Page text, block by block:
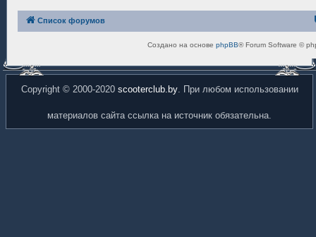
Список форумов
Создано на основе phpBB® Forum Software ©
Copyright © 2000-2020 scooterclub.by. При любом использовании
материалов сайта ссылка на источник обязательна.